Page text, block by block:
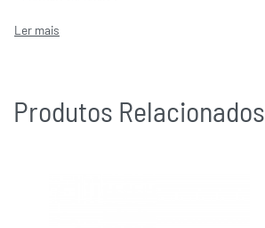
MARCAS
Produtos Relacionados